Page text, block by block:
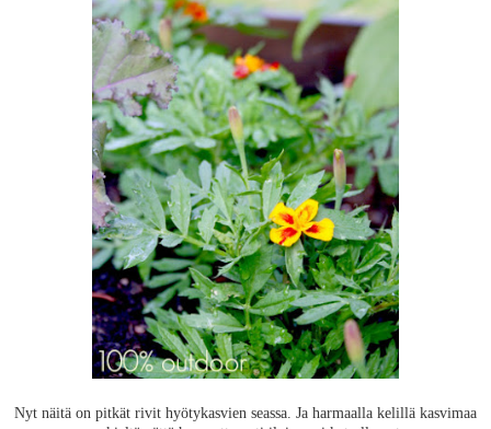
Nyt näitä on pitkät rivit hyötykasvien seassa. Ja harmaalla kelillä kasvimaa